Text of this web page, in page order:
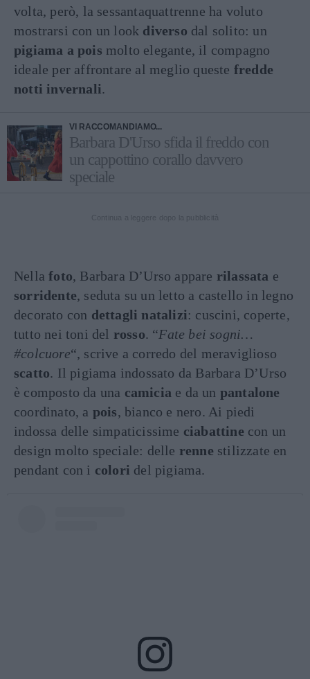
volta, però, la sessantaquattrenne ha voluto
mostrarsi con un look diverso dal solito: un
pigiama a pois molto elegante, il compagno
ideale per affrontare al meglio queste fredde
notti invernali.
VI RACCOMANDIAMO...
Barbara D'Urso sfida il freddo con
un cappottino corallo davvero
speciale
Nellafoto, Barbara D’Urso appare rilassata e
sorridente, seduta su un letto a castello in legno
decorato con dettagli natalizi: cuscini, coperte,
tutto nei toni del rosso. “Fate bei sogni…
#colcuore“, scrive a corredo del meraviglioso
scatto. Il pigiama indossato da Barbara D’Urso
è composto da una camicia e da un pantalone
coordinato, a pois, bianco e nero. Ai piedi
indossa delle simpaticissime ciabattine con un
design molto speciale: delle renne stilizzate en
pendant con i colori del pigiama.